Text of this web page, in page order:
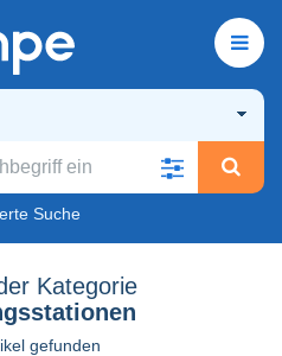
Suche
Kategorie
gefunden